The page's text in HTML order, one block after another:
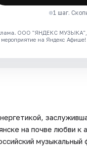
1 шаг.
ООО "ЯНДЕКС МУЗЫКА",
мероприятие на Яндекс Афише!
на почве любви к
музыкальный